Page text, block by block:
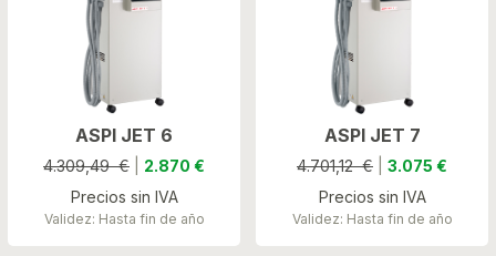
ASPI JET 6
4.309,49 €
2.870 €
Precios sin IVA
Validez: Hasta fin de año
ASPI JET 7
4.701,12 €
3.075 €
Precios sin IVA
Validez: Hasta fin de año